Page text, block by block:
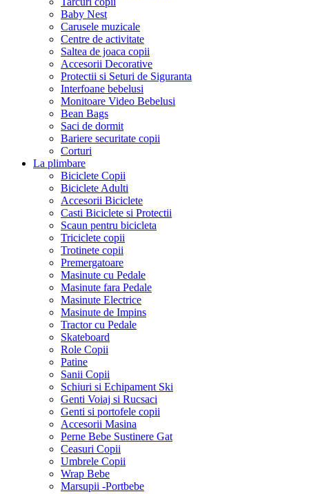
Baby Nest
Carusele muzicale
Centre de activitate
Saltea de joaca copii
Accesorii Decorative
Protectii si Seturi de Siguranta
Interfoane bebelusi
Monitoare Video Bebelusi
Bean Bags
Saci de dormit
Bariere securitate copii
Corturi
La plimbare
Biciclete Copii
Biciclete Adulti
Accesorii Biciclete
Casti Biciclete si Protectii
Scaun pentru bicicleta
Triciclete copii
Trotinete copii
Premergatoare
Masinute cu Pedale
Masinute fara Pedale
Masinute Electrice
Masinute de Impins
Tractor cu Pedale
Skateboard
Role Copii
Patine
Sanii Copii
Schiuri si Echipament Ski
Genti Voiaj si Rucsaci
Genti si portofele copii
Accesorii Masina
Perne Bebe Sustinere Gat
Ceasuri Copii
Umbrele Copii
Wrap Bebe
Marsupii -Portbebe